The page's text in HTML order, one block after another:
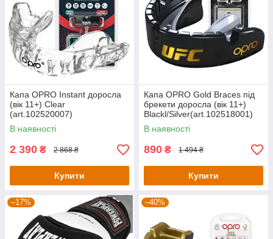
Капа OPRO Instant доросла
(вік 11+) Clear
(art.102520007)
В наявності
2 390 ₴ 2 868 ₴
Купити
Капа OPRO Gold Braces під
брекети доросла (вік 11+)
Blackl/Silver(art.102518001)
В наявності
890 ₴ 1 494 ₴
Купити
–17% –40%